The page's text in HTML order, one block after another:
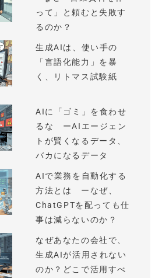
って」と頼むと失敗す
るのか？
生成AIは、使い手の
「言語化能力」を暴
く、リトマス試験紙
AIに「ゴミ」を食わせ
るな ーAIエージェン
トが賢くなるデータ、
バカになるデータ
AIで業務を自動化する
方法とは ーなぜ、
ChatGPTを配っても仕
事は減らないのか？
なぜあなたの会社で、
生成AIが活用されない
のか？どこで活用すべ